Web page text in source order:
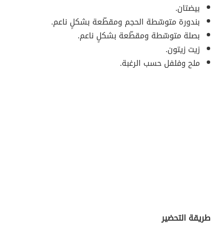
بيضتان.
بندورة متوسّطة الحجم ومقطّعة بشكلٍ ناعم.
بصلة متوسّطة ومقطّعة بشكلٍ ناعم.
زيت زيتون.
ملح وفلفل حسب الرغبة.
طريقة التحضير